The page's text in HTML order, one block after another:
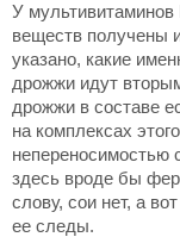
У мультивитаминов
веществ получены
указано, какие
дрожжи идут
дрожжи в составе
на комплексах
непереносимостью
здесь вроде бы
слову, сои нет, а
ее следы.